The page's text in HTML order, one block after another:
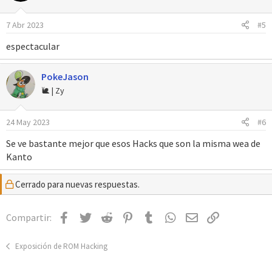
Os dejo el trailer por aquí, junto a unas capturas de pantalla. Os
recomiendo verlo hasta el final, especialmente a aquellos que
Capturas de Pantalla
7 Abr 2023 #5
espectacular
PokeJason
🐌 | Zy
24 May 2023 #6
Se ve bastante mejor que esos Hacks que son la misma wea de
Kanto
Cerrado para nuevas respuestas.
Compartir: Facebook
TwitterReddit Pinterest
TumblrWhatsApp
EmailEnlace
Exposición de ROM Hacking